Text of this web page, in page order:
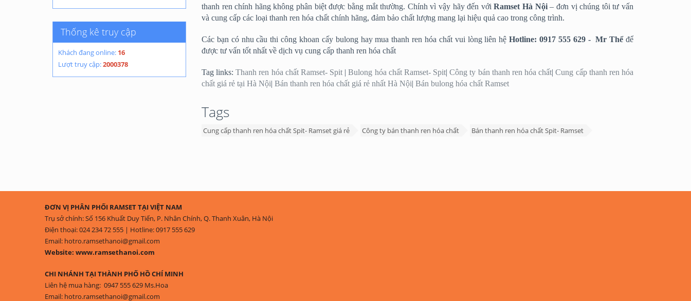
thanh ren chính hãng không phân biệt được bằng mắt thường. Chính vì vậy hãy đến vớiRamset Hà Nội– đơn vị chúng tôi tư vấn
và cung cấp các loại thanh ren hóa chất chính hãng, đảm bảo chất lượng mang lại hiệu quả cao trong công trình.
Các bạn có nhu cầu thi công khoan cấy bulong hay mua thanh ren hóa chất vui lòng liên hệHotline: 0917 555 629 - Mr Thểđể
được tư vấn tốt nhất về dịch vụ cung cấp thanh ren hóa chất
Tag links:Thanh ren hóa chất Ramset- Spit |Bulong hóa chất Ramset- Spit|Công ty bán thanh ren hóa chất|Cung cấp thanh ren hóa
chất giá rẻ tại Hà Nội| Bán thanh ren hóa chất giá rẻ nhất Hà Nội| Bán bulong hóa chất Ramset
Tags
Cung cấp thanh ren hóa chất Spit- Ramset giá rẻ Công ty bán thanh ren hóa chất Bán thanh ren hóa chất Spit- Ramset
Thống kê truy cập
Khách đang online: 16
Lượt truy cập:2000378
ĐƠN VỊ PHÂN PHỐI RAMSET TẠI VIỆT NAM
Trụ sở chính: Số 156 Khuất Duy Tiến, P. Nhân Chính, Q. Thanh Xuân, Hà Nội
Điện thoại: 024 234 72 555 | Hotline: 0917 555 629
Email: hotro.ramsethanoi@gmail.com
Website: www.ramsethanoi.com
CHI NHÁNH TẠI THÀNH PHỐ HỒ CHÍ MINH
Liên hệ mua hàng: 0947 555 629 Ms.Hoa
Email: hotro.ramsethanoi@gmail.com